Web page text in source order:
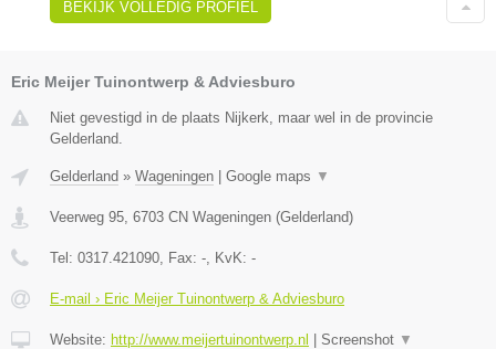
BEKIJK VOLLEDIG PROFIEL
Eric Meijer Tuinontwerp & Adviesburo
Niet gevestigd in de plaats Nijkerk, maar wel in de provincie
Gelderland.
Gelderland » Wageningen Google maps ▼
Veerweg 95 6703 CN Wageningen (Gelderland)
Tel: 0317.421090 , Fax: - , KvK: -
E-mail › Eric Meijer Tuinontwerp & Adviesburo
Website: http://www.meijertuinontwerp.nl Screenshot ▼